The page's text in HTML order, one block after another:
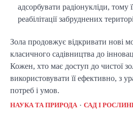
адсорбувати радіонукліди, тому
реабілітації забруднених
Зола продовжує відкривати нові
класичного садівництва до
Кожен, хто має доступ до чистої
використовувати її ефективно, з
потреб і умов.
НАУКА ТА ПРИРОДА САД І